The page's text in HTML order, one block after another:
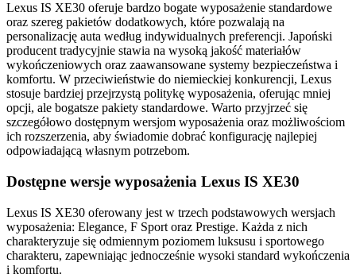
Lexus IS XE30 oferuje bardzo bogate wyposażenie standardowe
oraz szereg pakietów dodatkowych, które pozwalają na
personalizację auta według indywidualnych preferencji. Japoński
producent tradycyjnie stawia na wysoką jakość materiałów
wykończeniowych oraz zaawansowane systemy bezpieczeństwa i
komfortu. W przeciwieństwie do niemieckiej konkurencji, Lexus
stosuje bardziej przejrzystą politykę wyposażenia, oferując mniej
opcji, ale bogatsze pakiety standardowe. Warto przyjrzeć się
szczegółowo dostępnym wersjom wyposażenia oraz możliwościom
ich rozszerzenia, aby świadomie dobrać konfigurację najlepiej
odpowiadającą własnym potrzebom.
Dostępne wersje wyposażenia Lexus IS XE30
Lexus IS XE30 oferowany jest w trzech podstawowych wersjach
wyposażenia: Elegance, F Sport oraz Prestige. Każda z nich
charakteryzuje się odmiennym poziomem luksusu i sportowego
charakteru, zapewniając jednocześnie wysoki standard wykończenia
i komfortu.